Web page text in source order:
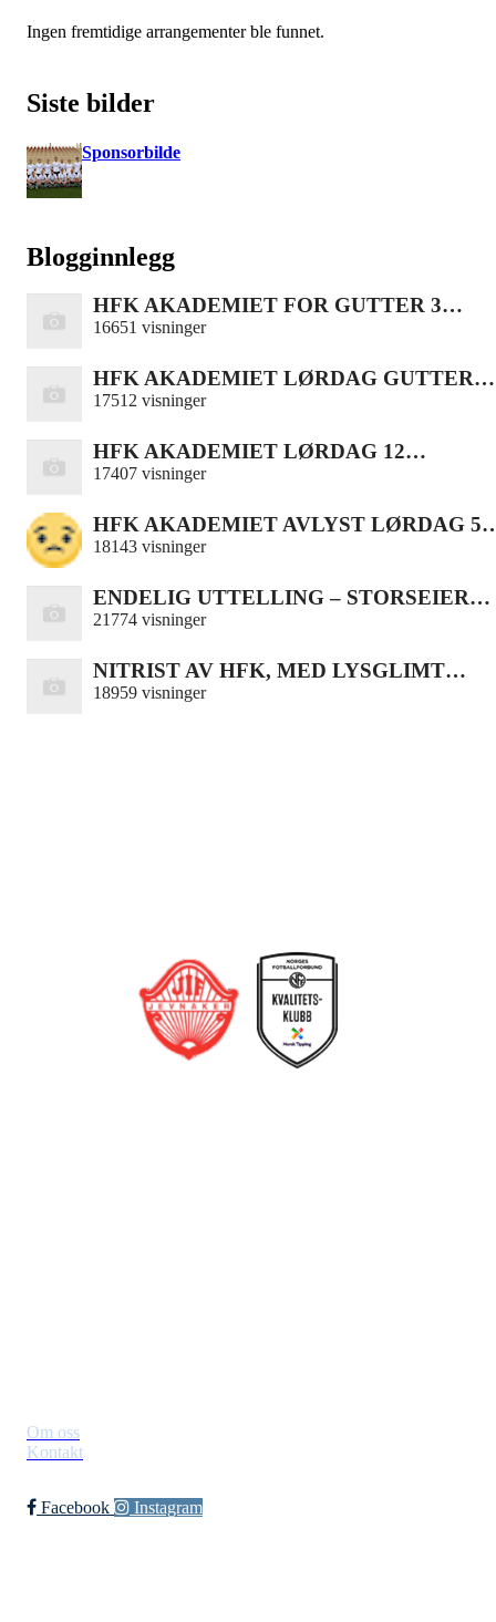
Ingen fremtidige arrangementer ble funnet.
Siste bilder
Sponsorbilde
Blogginnlegg
HFK AKADEMIET FOR GUTTER 3…
16651 visninger
HFK AKADEMIET LØRDAG GUTTER…
17512 visninger
HFK AKADEMIET LØRDAG 12…
17407 visninger
HFK AKADEMIET AVLYST LØRDAG
18143 visninger
ENDELIG UTTELLING – STORSEIER…
21774 visninger
NITRIST AV HFK, MED LYSGLIMT…
18959 visninger
Om oss
Kontakt
Facebook Instagram